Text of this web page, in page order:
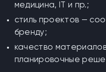
медицина, IT и пр.;
стиль проектов —
бренду;
качество
планировочные